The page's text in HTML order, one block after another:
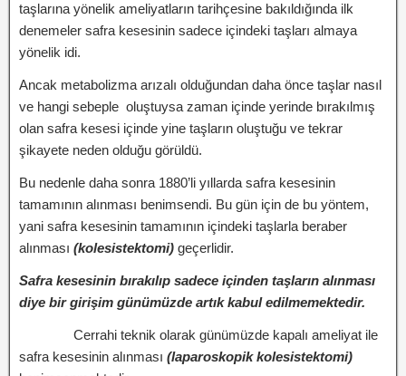
taşlarına yönelik ameliyatların tarihçesine bakıldığında ilk
denemeler safra kesesinin sadece içindeki taşları almaya
yönelik idi.
Ancak metabolizma arızalı olduğundan daha önce taşlar nasıl
ve hangi sebeple oluştuysa zaman içinde yerinde bırakılmış
olan safra kesesi içinde yine taşların oluştuğu ve tekrar
şikayete neden olduğu görüldü.
Bu nedenle daha sonra 1880’li yıllarda safra kesesinin
tamamının alınması benimsendi. Bu gün için de bu yöntem,
yani safra kesesinin tamamının içindeki taşlarla beraber
alınması (kolesistektomi) geçerlidir.
Safra kesesinin bırakılıp sadece içinden taşların alınması
diye bir girişim günümüzde artık kabul edilmemektedir.
Cerrahi teknik olarak günümüzde kapalı ameliyat ile
safra kesesinin alınması (laparoskopik kolesistektomi)